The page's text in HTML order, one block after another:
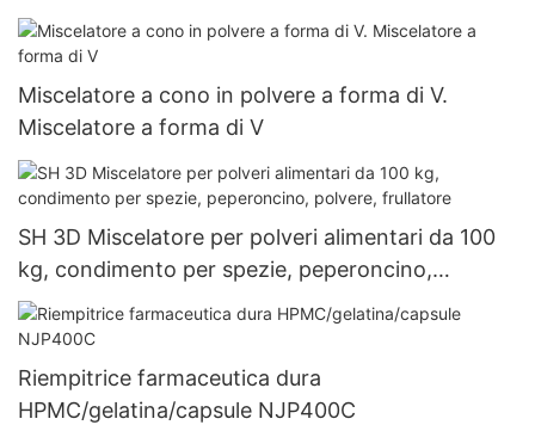
Miscelatore a cono in polvere a forma di V.
Miscelatore a forma di V
SH 3D Miscelatore per polveri alimentari da 100
kg, condimento per spezie, peperoncino,
polvere, frullatore
Riempitrice farmaceutica dura
HPMC/gelatina/capsule NJP400C